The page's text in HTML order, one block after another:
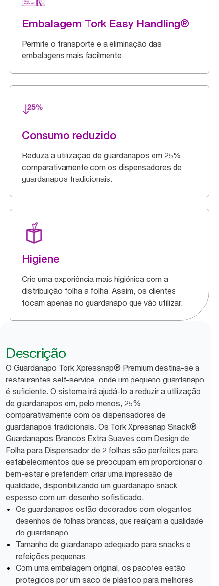
Embalagem Tork Easy Handling®
Permite o transporte e a eliminação das
embalagens mais facilmente
Consumo reduzido
Reduza a utilização de guardanapos em 25%
comparativamente com os dispensadores de
guardanapos tradicionais.
Higiene
Crie uma experiência mais higiénica com a
distribuição folha a folha. Assim, os clientes
tocam apenas no guardanapo que vão utilizar.
Descrição
O Guardanapo Tork Xpressnap® Premium destina-se a
restaurantes self-service, onde um pequeno guardanapo
é suficiente. O sistema irá ajudá-lo a reduzir a utilização
de guardanapos em, pelo menos, 25%
comparativamente com os dispensadores de
guardanapos tradicionais. Os Tork Xpressnap Snack®
Guardanapos Brancos Extra Suaves com Design de
Folha para Dispensador de 2 folhas são perfeitos para
estabelecimentos que se preocupam em proporcionar o
bem-estar e pretendem criar uma impressão de
qualidade, disponibilizando um guardanapo snack
espesso com um desenho sofisticado.
Os guardanapos estão decorados com elegantes
desenhos de folhas brancas, que realçam a qualidade
do guardanapo
Tamanho de guardanapo adequado para snacks e
refeições pequenas
Com uma embalagem original, os pacotes estão
protegidos por um saco de plástico para melhores